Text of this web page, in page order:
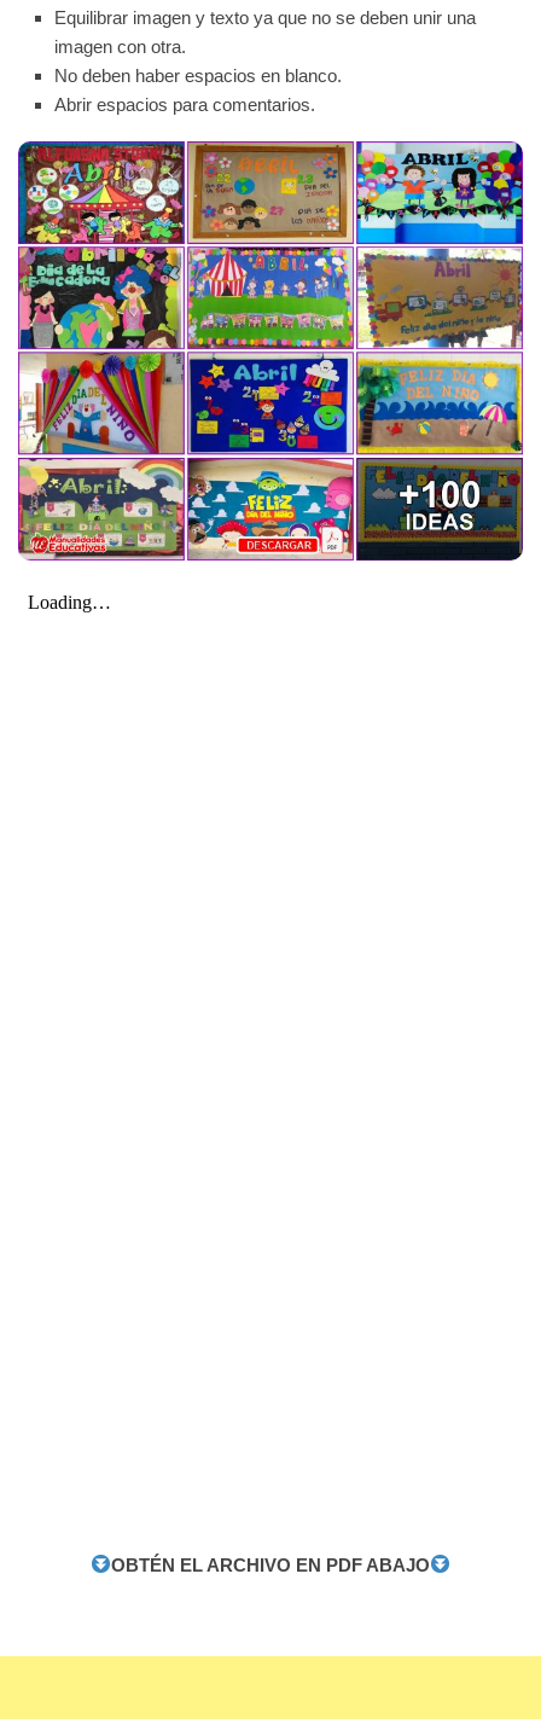
Equilibrar imagen y texto ya que no se deben unir una
imagen con otra.
No deben haber espacios en blanco.
Abrir espacios para comentarios.
OBTÉN EL ARCHIVO EN PDF ABAJO